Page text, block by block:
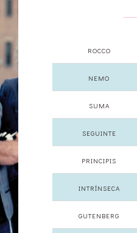
ROCCO
NEMO
SUMA
SEGUINTE
PRINCIPIS
INTRÍNSECA
GUTENBERG